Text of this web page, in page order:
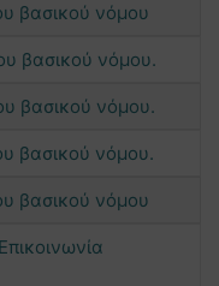
βασικού νόμου
βασικού νόμου.
βασικού νόμου.
βασικού νόμου.
βασικού νόμου